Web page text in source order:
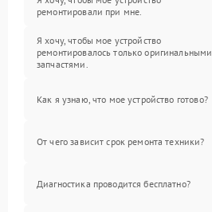
ремонтировали при мне.
Я хочу, чтобы мое устройство
ремонтировалось только оригинальными
запчастями.
Как я узнаю, что мое устройство готово?
От чего зависит срок ремонта техники?
Диагностика проводится бесплатно?